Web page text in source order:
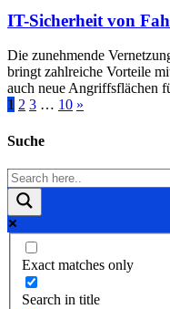
IT-Sicherheit von
Die zunehmende
bringt zahlreiche Vorteile
auch neue Angriffsflächen
1 2 3 … 10 »
Suche
Exact matches only
Search in title